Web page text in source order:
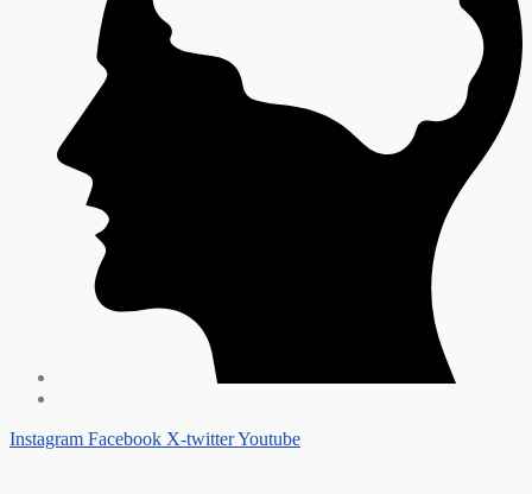
Instagram Facebook X-twitterYoutube